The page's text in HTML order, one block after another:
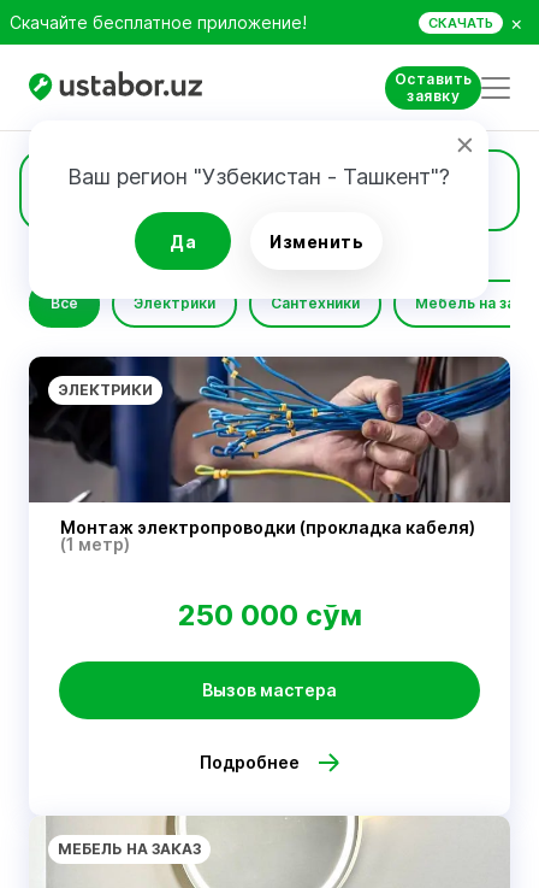
Скачайте бесплатное приложение! СКАЧАТЬ ×
Оставить
заявку
Ваш регион "Узбекистан - Ташкент"?
Да Изменить
Сервисы
Все Электрики Сантехники Мебель на заказ
ЭЛЕКТРИКИ
Монтаж электропроводки (прокладка кабеля)
(1 метр)
250 000 сўм
Вызов мастера
Подробнее
МЕБЕЛЬ НА ЗАКАЗ